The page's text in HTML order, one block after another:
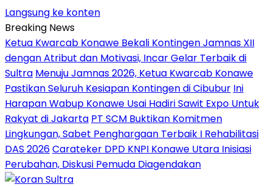
Langsung ke konten
Breaking News
Ketua Kwarcab Konawe Bekali Kontingen Jamnas XII
dengan Atribut dan Motivasi, Incar Gelar Terbaik di
Sultra Menuju Jamnas 2026, Ketua Kwarcab Konawe
Pastikan Seluruh Kesiapan Kontingen di Cibubur Ini
Harapan Wabup Konawe Usai Hadiri Sawit Expo Untuk
Rakyat di Jakarta PT SCM Buktikan Komitmen
Lingkungan, Sabet Penghargaan Terbaik I Rehabilitasi
DAS 2026Carateker DPD KNPI Konawe Utara Inisiasi
Perubahan, Diskusi Pemuda Diagendakan